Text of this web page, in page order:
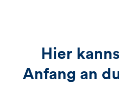
Hier
Anfang an